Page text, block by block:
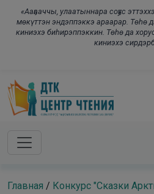
«Ааҕааччы, улаатыннара соҕус
мөкүттэн эндэппэккэ араарар. Төһө
киниэхэ биһирэппэккин. Төһө да
киниэхэ
Skip to main content
Главная / Конкурс "Сказки